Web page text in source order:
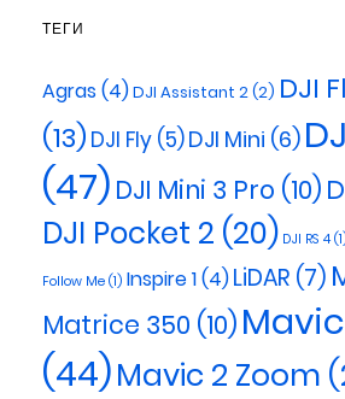
ТЕГИ
Agras(4)DJI Assistant 2(2) DJI
(13) DJI Fly (5)DJI Mini (6)
(47) DJI Mini 3 Pro (10)
DJI Pocket 2 (20) DJI RS 4
Follow Me (1) Inspire 1(4)LiDAR (7)
Matrice 350 (10)
(44)Mavic 2 Zoom